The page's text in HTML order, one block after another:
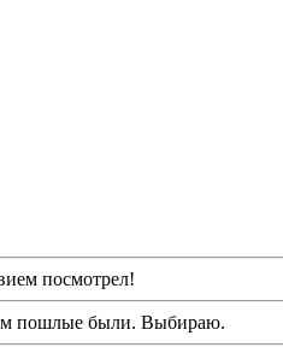
посмотрел!
пошлые были. Выбираю.